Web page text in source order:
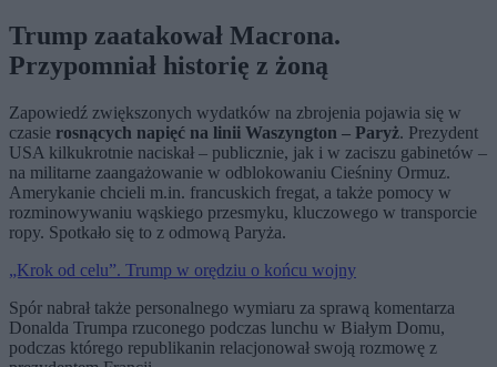
Trump zaatakował Macrona.
Przypomniał historię z żoną
Zapowiedź zwiększonych wydatków na zbrojenia pojawia się w
czasie rosnących napięć na linii Waszyngton – Paryż. Prezydent
USA kilkukrotnie naciskał – publicznie, jak i w zaciszu gabinetów –
na militarne zaangażowanie w odblokowaniu Cieśniny Ormuz.
Amerykanie chcieli m.in. francuskich fregat, a także pomocy w
rozminowywaniu wąskiego przesmyku, kluczowego w transporcie
ropy. Spotkało się to z odmową Paryża.
„Krok od celu”. Trump w orędziu o końcu wojny
Spór nabrał także personalnego wymiaru za sprawą komentarza
Donalda Trumpa rzuconego podczas lunchu w Białym Domu,
podczas którego republikanin relacjonował swoją rozmowę z